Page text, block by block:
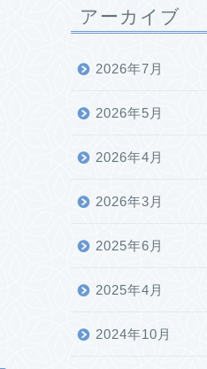
アーカイブ
2026年7月
2026年5月
2026年4月
2026年3月
2025年6月
2025年4月
2024年10月